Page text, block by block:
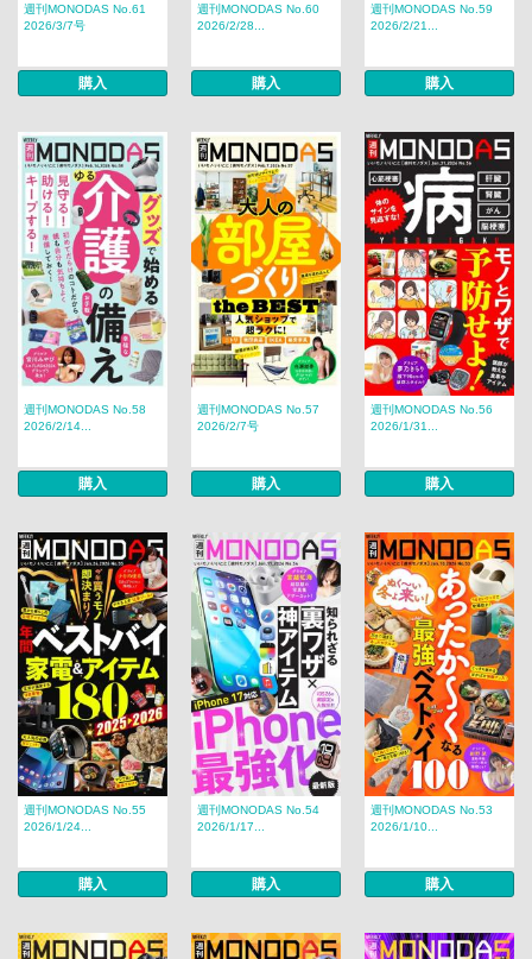
週刊MONODAS No.61
2026/3/7号
購入
週刊MONODAS No.60
2026/2/28...
購入
週刊MONODAS No.59
2026/2/21...
購入
週刊MONODAS No.58
2026/2/14...
購入
週刊MONODAS No.57
2026/2/7号
購入
週刊MONODAS No.56
2026/1/31...
購入
週刊MONODAS No.55
2026/1/24...
購入
週刊MONODAS No.54
2026/1/17...
購入
週刊MONODAS No.53
2026/1/10...
購入